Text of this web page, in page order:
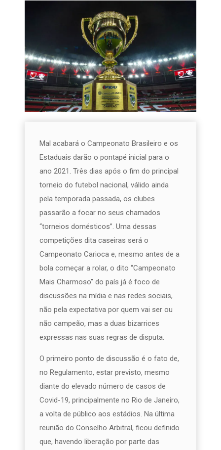
Mal acabará o Campeonato Brasileiro e os
Estaduais darão o pontapé inicial para o
ano 2021. Três dias após o fim do principal
torneio do futebol nacional, válido ainda
pela temporada passada, os clubes
passarão a focar no seus chamados
“torneios domésticos”. Uma dessas
competições dita caseiras será o
Campeonato Carioca e, mesmo antes de a
bola começar a rolar, o dito “Campeonato
Mais Charmoso” do país já é foco de
discussões na mídia e nas redes sociais,
não pela expectativa por quem vai ser ou
não campeão, mas a duas bizarrices
expressas nas suas regras de disputa.
O primeiro ponto de discussão é o fato de,
no Regulamento, estar previsto, mesmo
diante do elevado número de casos de
Covid-19, principalmente no Rio de Janeiro,
a volta de público aos estádios. Na última
reunião do Conselho Arbitral, ficou definido
que, havendo liberação por parte das